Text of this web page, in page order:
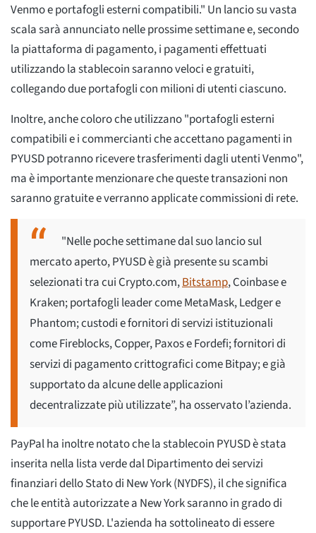
Venmo e portafogli esterni compatibili." Un lancio su vasta
scala sarà annunciato nelle prossime settimane e, secondo
la piattaforma di pagamento, i pagamenti effettuati
utilizzando la stablecoin saranno veloci e gratuiti,
collegando due portafogli con milioni di utenti ciascuno.
Inoltre, anche coloro che utilizzano "portafogli esterni
compatibili e i commercianti che accettano pagamenti in
PYUSD potranno ricevere trasferimenti dagli utenti Venmo",
ma è importante menzionare che queste transazioni non
saranno gratuite e verranno applicate commissioni di rete.
"Nelle poche settimane dal suo lancio sul
mercato aperto, PYUSD è già presente su scambi
selezionati tra cui Crypto.com,Bitstamp, Coinbase e
Kraken; portafogli leader come MetaMask, Ledger e
Phantom; custodi e fornitori di servizi istituzionali
come Fireblocks, Copper, Paxos e Fordefi; fornitori di
servizi di pagamento crittografici come Bitpay; e già
supportato da alcune delle applicazioni
decentralizzate più utilizzate”, ha osservato l’azienda.
PayPal ha inoltre notato che la stablecoin PYUSD è stata
inserita nella lista verde dal Dipartimento dei servizi
finanziari dello Stato di New York (NYDFS), il che significa
che le entità autorizzate a New York saranno in grado di
supportare PYUSD. L'azienda ha sottolineato di essere